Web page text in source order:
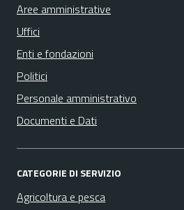
Aree amministrative
Uffici
Enti e fondazioni
Politici
Personale amministrativo
Documenti e Dati
CATEGORIE DI SERVIZIO
Agricoltura e pesca